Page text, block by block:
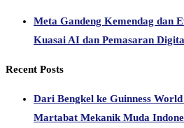
Meta Gandeng Kemendag dan
Kuasai AI dan Pemasaran
Recent Posts
Dari Bengkel ke Guinness
Martabat Mekanik Muda